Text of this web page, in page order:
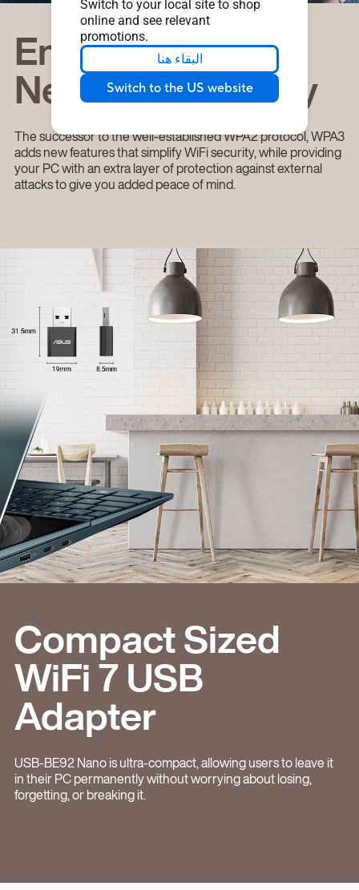
Switch to your local site to shop
online and see relevant
promotions.
البقاء هنا
Switch to the US website
Enhanced WPA3
Network Security
The successor to the well-established WPA2 protocol, WPA3
adds new features that simplify WiFi security, while providing
your PC with an extra layer of protection against external
attacks to give you added peace of mind.
Compact Sized
WiFi 7 USB
Adapter
USB-BE92 Nano is ultra-compact, allowing users to leave it
in their PC permanently without worrying about losing,
forgetting, or breaking it.